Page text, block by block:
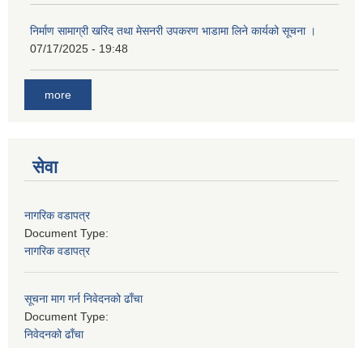
निर्माण सामाग्री खरिद तथा मेसनरी उपकरण भाडामा लिने कार्यको सूचना ।
07/17/2025 - 19:48
more
सेवा
नागरिक वडापत्र
Document Type:
नागरिक वडापत्र
सूचना माग गर्न निवेदनको ढाँचा
Document Type:
निवेदनको ढाँचा